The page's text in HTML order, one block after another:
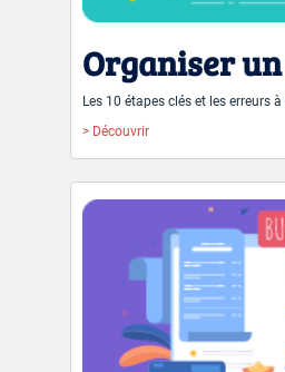
Organiser
Les 10 étapes clés et les erreurs
> Découvrir